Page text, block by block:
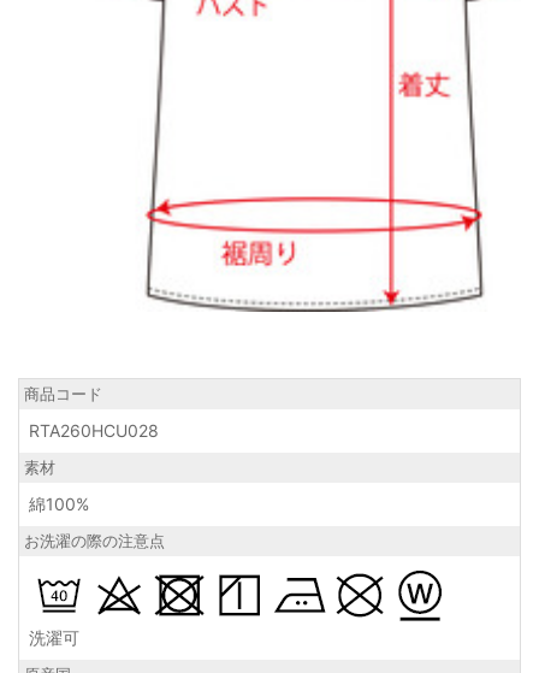
商品コード
RTA260HCU028
素材
綿100%
お洗濯の際の注意点
洗濯可